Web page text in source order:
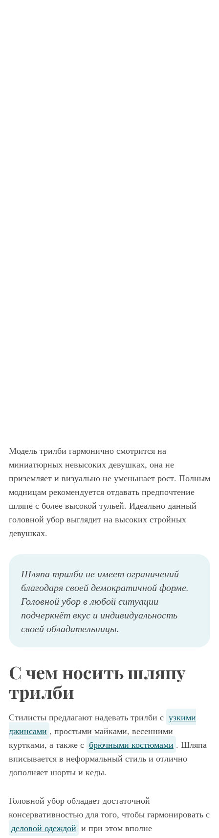
Модель трилби гармонично смотрится на
миниатюрных невысоких девушках, она не
приземляет и визуально не уменьшает рост. Полным
модницам рекомендуется отдавать предпочтение
шляпе с более высокой тульей. Идеально данный
головной убор выглядит на высоких стройных
девушках.
Шляпа трилби не имеет ограничений
благодаря своей демократичной форме.
Головной убор в любой ситуации
подчеркнёт вкус и индивидуальность
своей обладательницы.
С чем носить шляпу
трилби
Стилисты предлагают надевать трилби с узкими
джинсами , простыми майками, весенними
куртками, а также с брючными костюмами . Шляпа
вписывается в неформальный стиль и отлично
дополняет шорты и кеды.
Головной убор обладает достаточной
консервативностью для того, чтобы гармонировать с
деловой одеждой и при этом вполне